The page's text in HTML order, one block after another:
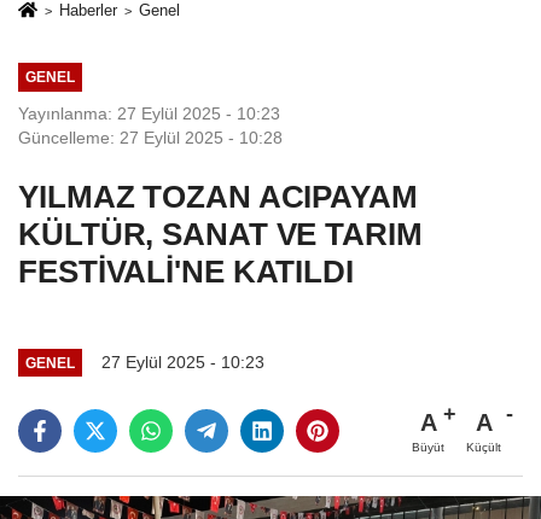
Haberler Genel
GENEL
Yayınlanma: 27 Eylül 2025 - 10:23
Güncelleme: 27 Eylül 2025 - 10:28
YILMAZ TOZAN ACIPAYAM
KÜLTÜR, SANAT VE TARIM
FESTİVALİ'NE KATILDI
GENEL 27 Eylül 2025 - 10:23
A
Büyüt
A
Küçült